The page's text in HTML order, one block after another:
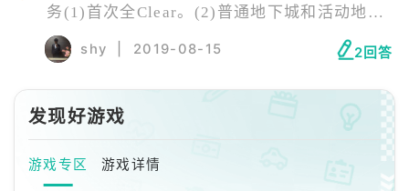
务(1)首次全Clear。(2)普通地下城和活动地下
城，一定要把所有子关卡都打过才可以获得魔
法石。(3)活动地下城关闭后再开
shy 2019-08-15 2回答
发现好游戏
游戏专区 游戏详情